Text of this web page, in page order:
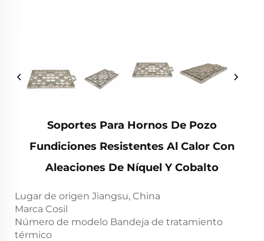
Soportes Para Hornos De Pozo
Fundiciones Resistentes Al Calor Con
Aleaciones De Níquel Y Cobalto
Lugar de origen Jiangsu, China
Marca Cosil
Número de modelo Bandeja de tratamiento
térmico